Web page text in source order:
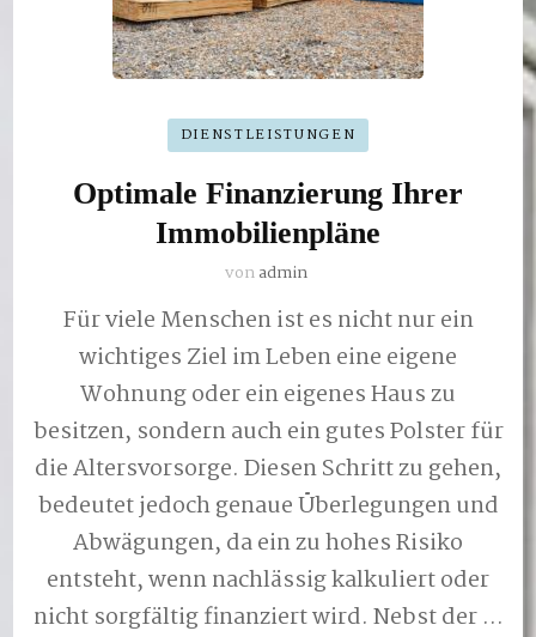
DIENSTLEISTUNGEN
Optimale Finanzierung Ihrer
Immobilienpläne
vonadmin
Für viele Menschen ist es nicht nur ein
wichtiges Ziel im Leben eine eigene
Wohnung oder ein eigenes Haus zu
besitzen, sondern auch ein gutes Polster für
die Altersvorsorge. Diesen Schritt zu gehen,
bedeutet jedoch genaue Überlegungen und
Abwägungen, da ein zu hohes Risiko
entsteht, wenn nachlässig kalkuliert oder
nicht sorgfältig finanziert wird. Nebst der …